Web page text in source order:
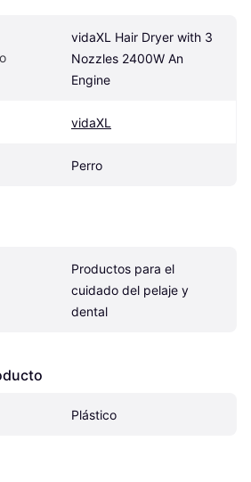
vidaXL Hair Dryer with 3
Nozzles 2400W An
Engine
vidaXL
Perro
Productos para el
cuidado del pelaje y
dental
Plástico